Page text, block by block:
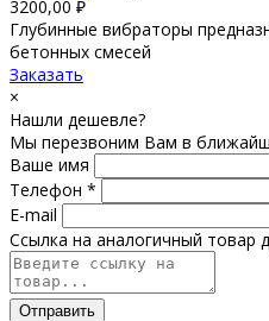
3200,00 ₽
Глубинные вибраторы
бетонных смесей
Заказать
×
Нашли дешевле?
Мы перезвоним Вам в
Ваше имя
Телефон *
E-mail
Ссылка на аналогичный товар
Отправить